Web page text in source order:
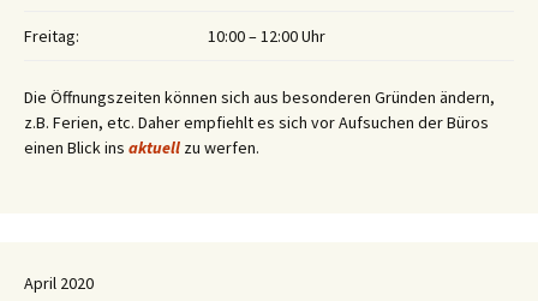
Freitag: 10:00 – 12:00 Uhr
Die Öffnungszeiten können sich aus besonderen Gründen ändern,
z.B. Ferien, etc. Daher empfiehlt es sich vor Aufsuchen der Büros
einen Blick ins aktuell zu werfen.
April 2020